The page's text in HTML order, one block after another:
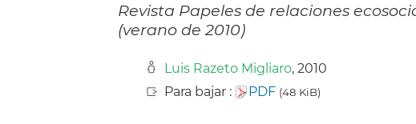
Revista Papeles de relaciones
(verano de 2010)
Luis Razeto Migliaro, 2010
Para bajar :
PDF (48 KiB)